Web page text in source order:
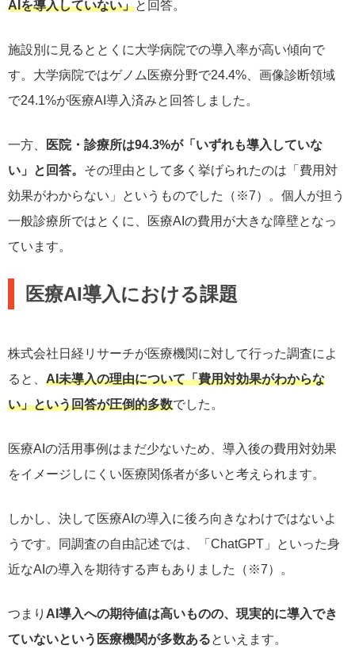
AIを導入していない」と回答。
施設別に見るととくに大学病院での導入率が高い傾向で
す。大学病院ではゲノム医療分野で24.4%、画像診断領域
で24.1%が医療AI導入済みと回答しました。
一方、
医院・診療所は94.3%が「いずれも導入していな
い」と回答。 その理由として多く挙げられたのは「費用対
効果がわからない」というものでした（※7）。個人が担う
一般診療所ではとくに、医療AIの費用が大きな障壁となっ
ています。
医療AI導入における課題
株式会社日経リサーチが医療機関に対して行った調査によ
ると、 AI未導入の理由について「費用対効果がわからな
い」という回答が圧倒的多数でした。
医療AIの活用事例はまだ少ないため、導入後の費用対効果
をイメージしにくい医療関係者が多いと考えられます。
しかし、決して医療AIの導入に後ろ向きなわけではないよ
うです。同調査の自由記述では、「ChatGPT」といった身
近なAIの導入を期待する声もありました（※7）。
つまり AI導入への期待値は高いものの、現実的に導入でき
ていないという医療機関が多数あるといえます。